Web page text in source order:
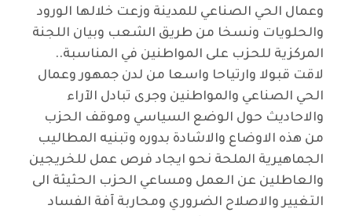
وعمال الحي الصناعي للمدينة وزعت خلالها الورود
والحلويات ونسخا من طريق الشعب وبيان اللجنة
المركزية للحزب على المواطنين في المناسبة..
لاقت قبولا وارتياحا واسعا من لدن جمهور وعمال
الحي الصناعي والمواطنين وجرى تبادل الآراء
والاحاديث حول الوضع السياسي وموقف الحزب
من هذه الاوضاع والاشادة بدوره وتبنيه المطاليب
الجماهيرية الملحة نحو ايجاد فرص عمل للخريجين
والعاطلين عن العمل ومساعي الحزب الحثيثة الى
التغيير والاصلاح الضروري ومحاربة آفة الفساد